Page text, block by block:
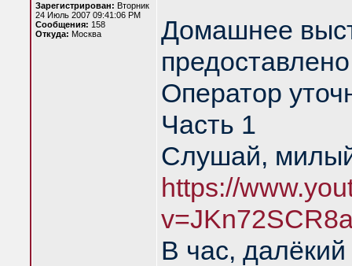
Зарегистрирован: Вторник
24 Июль 2007 09:41:06 PM
Сообщения: 158
Откуда: Москва
Домашнее
Оператор
Часть 1
Слушай,
https://
В час, далёкий